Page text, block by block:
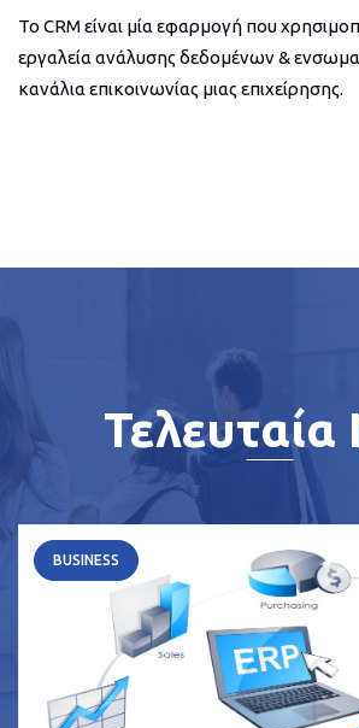
Το CRM είναι μία εφαρμογή που
εργαλεία ανάλυσης δεδομένων &
κανάλια επικοινωνίας μιας επιχείρησης.
Τελευταία
BUSINESS